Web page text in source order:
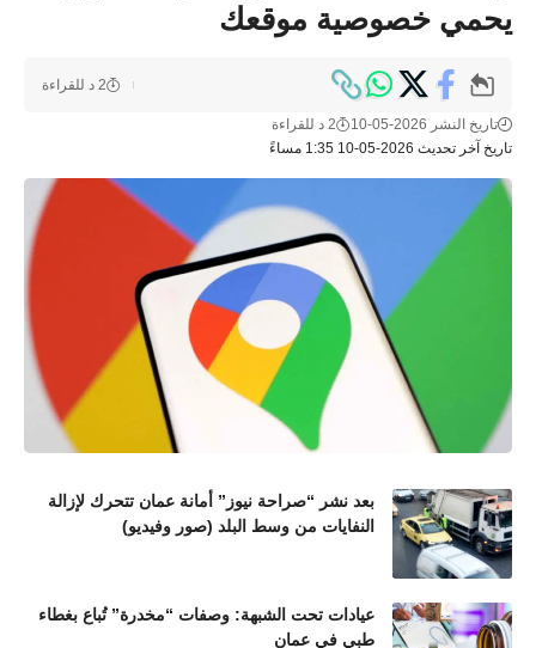
يحمي خصوصية موقعك
تاريخ آخر تحديث 2026-05-10 1:35 مساءً
تاريخ النشر 2026-05-10 2 د للقراءة
2 د للقراءة
بعد نشر “صراحة نيوز” أمانة عمان تتحرك لإزالة
النفايات من وسط البلد (صور وفيديو)
عيادات تحت الشبهة: وصفات “مخدرة” تُباع بغطاء
طبي في عمان